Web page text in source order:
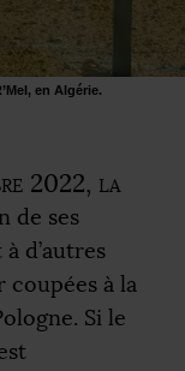
en Algérie.
2022, la
de ses
d’autres
coupées à la
Si le